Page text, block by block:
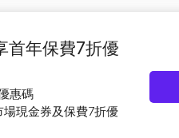
首年保費7折優
惠碼
場現金券及保費7折優